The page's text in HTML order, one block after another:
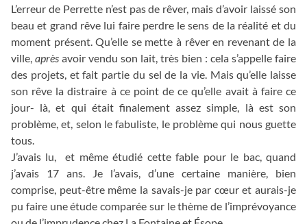
L’erreur de Perrette n’est pas de rêver, mais d’avoir laissé son
beau et grand rêve lui faire perdre le sens de la réalité et du
moment présent. Qu’elle se mette à rêver en revenant de la
ville, après avoir vendu son lait, très bien : cela s’appelle faire
des projets, et fait partie du sel de la vie. Mais qu’elle laisse
son rêve la distraire à ce point de ce qu’elle avait à faire ce
jour- là, et qui était finalement assez simple, là est son
problème, et, selon le fabuliste, le problème qui nous guette
tous.
J’avais lu, et même étudié cette fable pour le bac, quand
j’avais 17 ans. Je l’avais, d’une certaine manière, bien
comprise, peut-être même la savais-je par cœur et aurais-je
pu faire une étude comparée sur le thème de l’imprévoyance